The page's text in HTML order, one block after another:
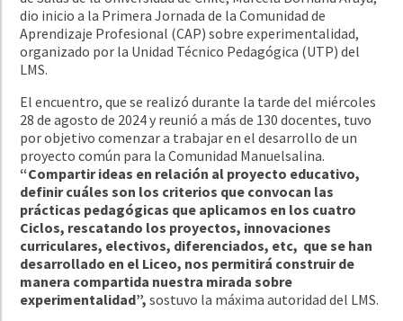
dio inicio a la Primera Jornada de la Comunidad de
Aprendizaje Profesional (CAP) sobre experimentalidad,
organizado por la Unidad Técnico Pedagógica (UTP) del
LMS.
El encuentro, que se realizó durante la tarde del miércoles
28 de agosto de 2024 y reunió a más de 130 docentes, tuvo
por objetivo comenzar a trabajar en el desarrollo de un
proyecto común para la Comunidad Manuelsalina.
“Compartir ideas en relación al proyecto educativo,
definir cuáles son los criterios que convocan las
prácticas pedagógicas que aplicamos en los cuatro
Ciclos, rescatando los proyectos, innovaciones
curriculares, electivos, diferenciados, etc, que se han
desarrollado en el Liceo, nos permitirá construir de
manera compartida nuestra mirada sobre
experimentalidad”,sostuvo la máxima autoridad del LMS.